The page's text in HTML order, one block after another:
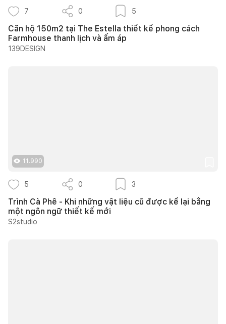
7 0 5
Căn hộ 150m2 tại The Estella thiết kế phong cách
Farmhouse thanh lịch và ấm áp
139DESIGN
11.990
5 0 3
Trình Cà Phê - Khi những vật liệu cũ được kể lại bằng
một ngôn ngữ thiết kế mới
S2studio